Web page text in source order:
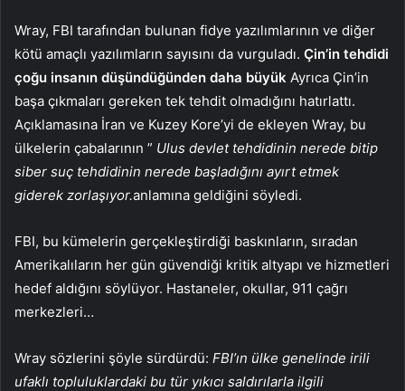
Wray, FBI tarafından bulunan fidye yazılımlarının ve diğer
kötü amaçlı yazılımların sayısını da vurguladı. Çin’in tehdidi
çoğu insanın düşündüğünden daha büyük Ayrıca Çin’in
başa çıkmaları gereken tek tehdit olmadığını hatırlattı.
Açıklamasına İran ve Kuzey Kore’yi de ekleyen Wray, bu
ülkelerin çabalarının ” Ulus devlet tehdidinin nerede bitip
siber suç tehdidinin nerede başladığını ayırt etmek
giderek zorlaşıyor.anlamına geldiğini söyledi.
FBI, bu kümelerin gerçekleştirdiği baskınların, sıradan
Amerikalıların her gün güvendiği kritik altyapı ve hizmetleri
hedef aldığını söylüyor. Hastaneler, okullar, 911 çağrı
merkezleri…
Wray sözlerini şöyle sürdürdü: FBI’ın ülke genelinde irili
ufaklı topluluklardaki bu tür yıkıcı saldırılarla ilgili